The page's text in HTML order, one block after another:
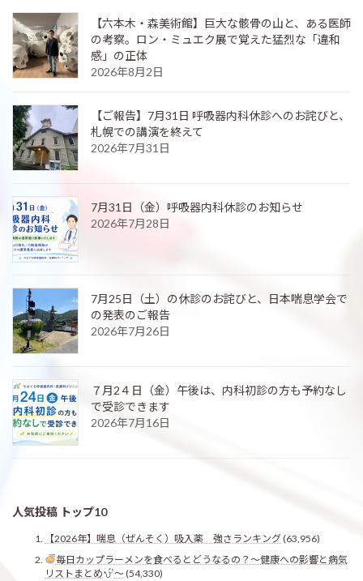
【六本木・森美術館】巨大な骸骨の山と、ある医師
の考察。ロン・ミュエク展で覚えた猛烈な「違和
感」の正体
2026年8月2日
【ご報告】7月31日 呼吸器内科休診へのお詫びと、
札幌での講演を終えて
2026年7月31日
7月31日（金）呼吸器内科休診のお知らせ
2026年7月28日
7月25日（土）の休診のお詫びと、日本喘息学会で
の発表のご報告
2026年7月26日
７月2４日（金）午後は、内科初診の方も予約なし
で受診できます
2026年7月16日
人気投稿 トップ10
【2026年】喘息（ぜんそく）吸入薬 強さランキング(63,956)
毎日カップラーメンを食べるとどうなるの？〜健康への影響と病気
リストまとめ
〜(54,330)